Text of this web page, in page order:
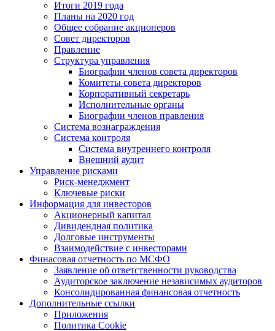
Итоги 2019 года
Планы на 2020 год
Общее собрание акционеров
Совет директоров
Правление
Структура управления
Биографии членов совета директоров
Комитеты совета директоров
Корпоративный секретарь
Исполнительные органы
Биографии членов правления
Система вознаграждения
Система контроля
Система внутреннего контроля
Внешний аудит
Управление рисками
Риск-менеджмент
Ключевые риски
Информация для инвесторов
Акционерный капитал
Дивидендная политика
Долговые инструменты
Взаимодействие с инвеcторами
Финасовая отчетность по МСФО
Заявление об ответственности руководства
Аудиторское заключение независимых аудиторов
Консолидированная финансовая отчетность
Дополнительные ссылки
Приложения
Политика Cookie